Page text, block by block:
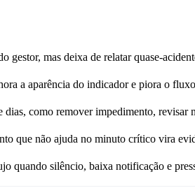
mas deixa de relatar quase-
a aparência do indicador e piora o
como remover impedimento, revisar
que não ajuda no minuto crítico vira
quando silêncio, baixa notificação e